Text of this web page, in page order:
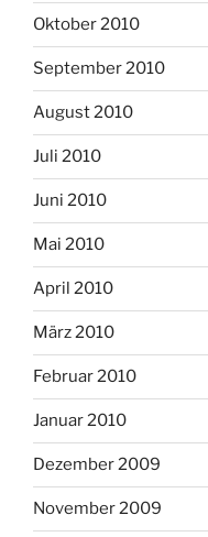
Oktober 2010
September 2010
August 2010
Juli 2010
Juni 2010
Mai 2010
April 2010
März 2010
Februar 2010
Januar 2010
Dezember 2009
November 2009